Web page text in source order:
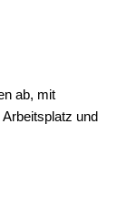
ab, mit
und